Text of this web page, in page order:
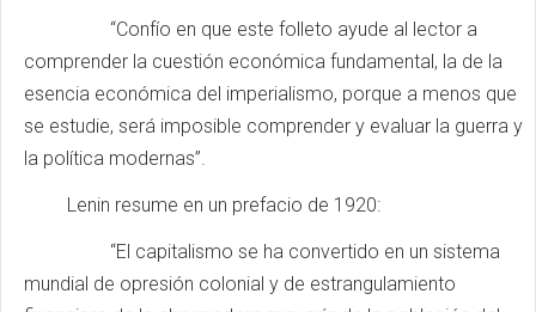
“Confío en que este folleto ayude al lector a
comprender la cuestión económica fundamental, la de la
esencia económica del imperialismo, porque a menos que
se estudie, será imposible comprender y evaluar la guerra y
la política modernas”.
Lenin resume en un prefacio de 1920:
“El capitalismo se ha convertido en un sistema
mundial de opresión colonial y de estrangulamiento